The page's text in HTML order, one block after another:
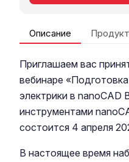
Описание
Приглашаем вас
вебинаре
электрики в nanoCAD
инструментами
состоится 4 апреля
В настоящее время